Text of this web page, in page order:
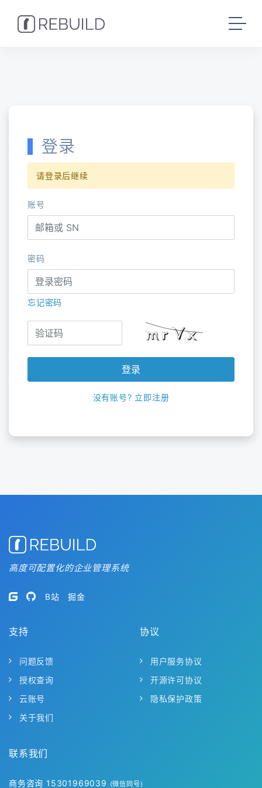
登录
请登录后继续
账号
密码
忘记密码
登录
没有账号? 立即注册
高度可配置化的企业管理系统
B站 掘金
支持
问题反馈
授权查询
云账号
关于我们
协议
用户服务协议
开源许可协议
隐私保护政策
联系我们
商务咨询 15301969039 (微信同号)